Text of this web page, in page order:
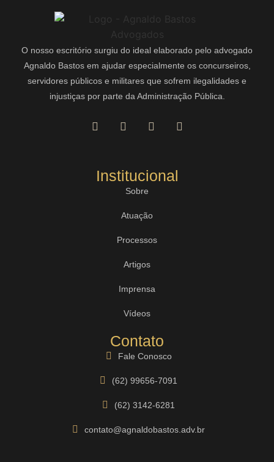
O nosso escritório surgiu do ideal elaborado pelo advogado
Agnaldo Bastos em ajudar especialmente os concurseiros,
servidores públicos e militares que sofrem ilegalidades e
injustiças por parte da Administração Pública.
Institucional
Sobre
Atuação
Processos
Artigos
Imprensa
Vídeos
Contato
Fale Conosco
(62) 99656-7091
(62) 3142-6281
contato@agnaldobastos.adv.br